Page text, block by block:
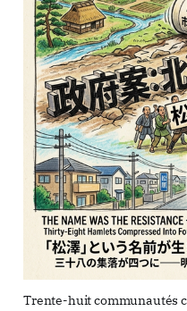
Trente-huit communautés